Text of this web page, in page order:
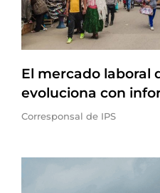
El mercado laboral
evoluciona con
Corresponsal de IPS